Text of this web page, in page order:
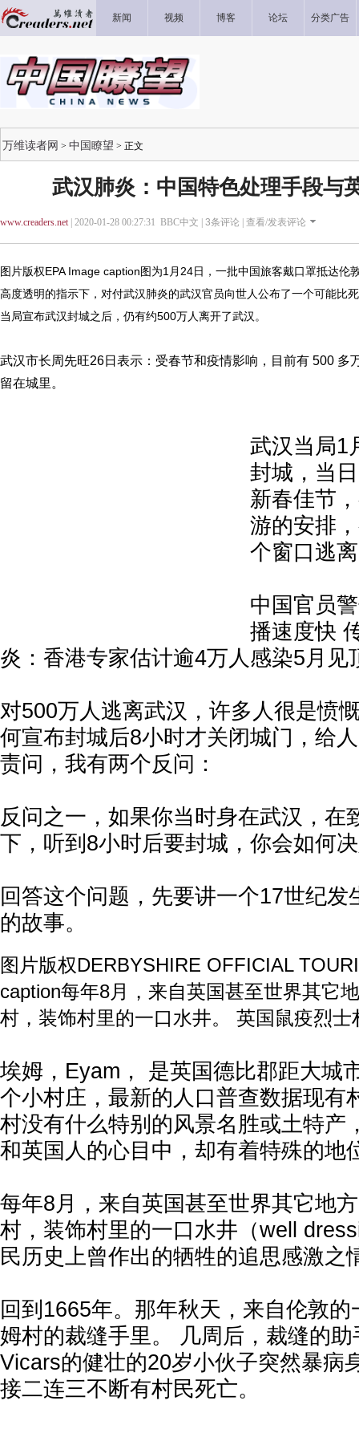
新闻 视频 博客 论坛 分类广告
万维读者网 > 中国瞭望 > 正文
武汉肺炎：中国特色处理手段与
www.creaders.net| 2020-01-28 00:27:31 BBC中文 | 3条评论 | 查看/发表评论
图片版权EPA Image caption图为1月24日，一批中国旅客戴口罩抵达伦
高度透明的指示下，对付武汉肺炎的武汉官员向世人公布了一个可能比
当局宣布武汉封城之后，仍有约500万人离开了武汉。
武汉市长周先旺26日表示：受春节和疫情影响，目前有 500 多
留在城里。
武汉当局1
封城，当
新春佳节
游的安排
个窗口逃
中国官员
播速度快
炎：香港专家估计逾4万人感染5月见
对500万人逃离武汉，许多人很是愤
何宣布封城后8小时才关闭城门，给
责问，我有两个反问：
反问之一，如果你当时身在武汉，在
下，听到8小时后要封城，你会如何
回答这个问题，先要讲一个17世纪发
的故事。
图片版权DERBYSHIRE OFFICIAL
caption每年8月，来自英国甚至世界其它
村，装饰村里的一口水井。 英国鼠疫烈士
埃姆，Eyam， 是英国德比郡距大城
个小村庄，最新的人口普查数据现有
村没有什么特别的风景名胜或土特产
和英国人的心目中，却有着特殊的地
每年8月，来自英国甚至世界其它地
村，装饰村里的一口水井（well
民历史上曾作出的牺牲的追思感激之
回到1665年。那年秋天，来自伦敦
姆村的裁缝手里。 几周后，裁缝的
Vicars的健壮的20岁小伙子突然暴病
接二连三不断有村民死亡。